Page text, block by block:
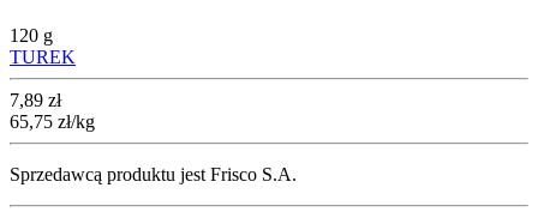
120 g
TUREK
Cena
7,89 zł
65,75 zł/kg
Sprzedawcą produktu jest Frisco S.A.